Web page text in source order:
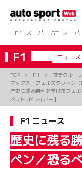
ツ
へ
ス
キ
F1 スーパーGT スー
F1 ニュース
TOP F1
オラクル・
マックス・フェルスタッペン
歴史に残る勝利を挙げたフェ
ベスト5ドライバー】
F1 ニュース
歴史に残る
ペン／恐る